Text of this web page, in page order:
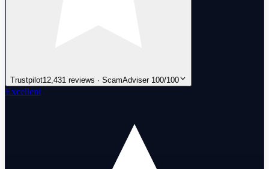
Trustpilot12,431 reviews · ScamAdviser 100/100
Excellent